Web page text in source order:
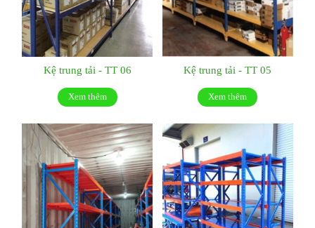
Kệ trung tải - TT 06
Xem thêm
Kệ trung tải - TT 05
Xem thêm